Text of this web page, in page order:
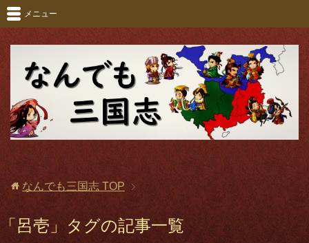
メニュー
なんでも三国志 TOP
「呂壱」タグの記事一覧